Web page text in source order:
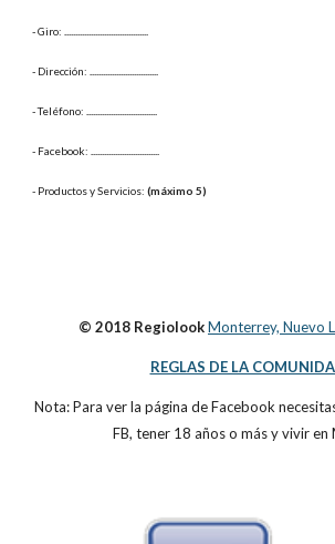
- Giro:
- Dirección:
- Teléfono:
- Facebook:
- Productos y Servicios: (máximo 5)
© 2018 RegiolookMonterrey, Nuevo
REGLAS DE LA
Nota: Para ver la página de Facebook
FB, tener 18 años o más y vivir en